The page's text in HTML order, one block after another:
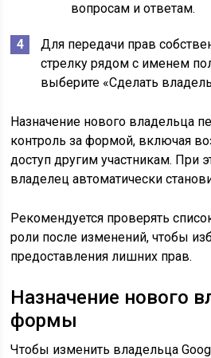
вопросам и ответам.
Для передачи прав
стрелку рядом с именем
выберите «Сделать
Назначение нового владельца
контроль за формой, включая
доступ другим участникам. При
владелец автоматически
Рекомендуется проверять
роли после изменений, чтобы
предоставления лишних прав.
Назначение нового
формы
Чтобы изменить владельца